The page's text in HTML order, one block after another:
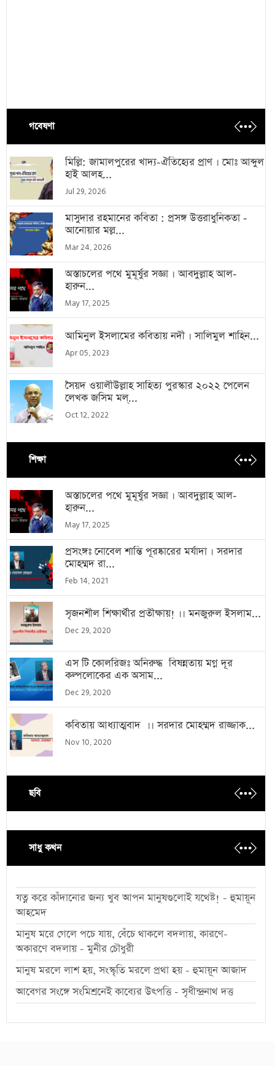
গবেষণা
মিল্লি: জামালপুরের খাদ্য-ঐতিহ্যের প্রাণ । মোঃ আব্দুল
হাই আলহ...
Jul 29, 2026
মাসুদার রহমানের কবিতা : প্রসঙ্গ উত্তরাধুনিকতা -
আনোয়ার মল্ল...
Mar 24, 2026
অস্তাচলের পথে মুমূর্ষুর সজ্ঞা । আবদুল্লাহ আল-
হারুন...
May 17, 2025
আমিনুল ইসলামের কবিতায় নদী । সালিমুল শাহিন...
Apr 05, 2023
সৈয়দ ওয়ালীউল্লাহ সাহিত্য পুরস্কার ২০২২ পেলেন
লেখক জসিম মল্...
Oct 12, 2022
শিক্ষা
অস্তাচলের পথে মুমূর্ষুর সজ্ঞা । আবদুল্লাহ আল-
হারুন...
May 17, 2025
প্রসংঙ্গঃ নোবেল শান্তি পূরষ্কারের মর্যাদা । সরদার
মোহম্মদ রা...
Feb 14, 2021
সৃজনশীল শিক্ষার্থীর প্রতীক্ষায়! ।। মনজুরুল ইসলাম...
Dec 29, 2020
এস টি কোলরিজঃ অনিরুদ্ধ বিষন্নতায় মগ্ন দূর
কল্পলোকের এক অসাম...
Dec 29, 2020
কবিতায় আধ্যাত্মবাদ ।। সরদার মোহম্মদ রাজ্জাক...
Nov 10, 2020
ছবি
সাধু কথন
যত্ন করে কাঁদানোর জন্য খুব আপন মানুষগুলোই যথেষ্ট! - হুমায়ূন
আহমেদ
মানুষ মরে গেলে পচে যায়, বেঁচে থাকলে বদলায়, কারণে-
অকারণে বদলায় - মুনীর চৌধুরী
মানুষ মরলে লাশ হয়, সংস্কৃতি মরলে প্রথা হয় - হুমায়ূন আজাদ
আবেগর সংঙ্গে সংমিশ্রনেই কাব্যের উৎপত্তি - সৃধীন্দ্রনাথ দত্ত